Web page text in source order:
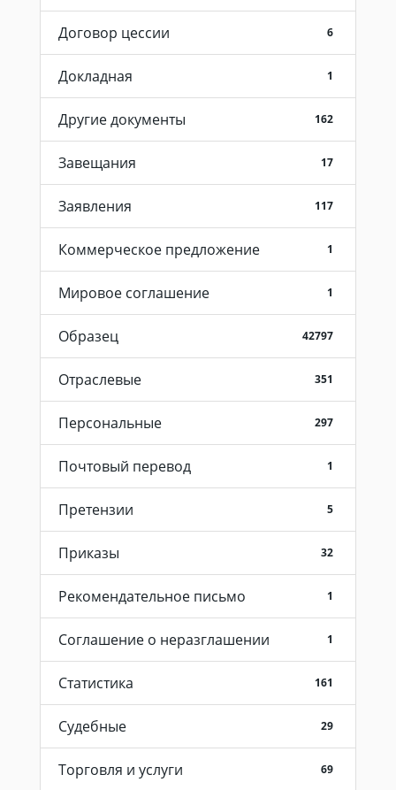
Договор цессии 6
Докладная 1
Другие документы 162
Завещания 17
Заявления 117
Коммерческое предложение 1
Мировое соглашение 1
Образец 42797
Отраслевые 351
Персональные 297
Почтовый перевод 1
Претензии 5
Приказы 32
Рекомендательное письмо 1
Соглашение о неразглашении 1
Статистика 161
Судебные 29
Торговля и услуги 69